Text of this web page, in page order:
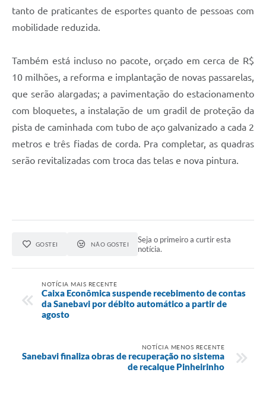
tanto de praticantes de esportes quanto de pessoas com
mobilidade reduzida.
Também está incluso no pacote, orçado em cerca de R$
10 milhões, a reforma e implantação de novas passarelas,
que serão alargadas; a pavimentação do estacionamento
com bloquetes, a instalação de um gradil de proteção da
pista de caminhada com tubo de aço galvanizado a cada 2
metros e três fiadas de corda. Pra completar, as quadras
serão revitalizadas com troca das telas e nova pintura.
GOSTEI NÃO GOSTEI
Seja o primeiro a curtir esta
notícia.
NOTÍCIA MAIS RECENTE
Caixa Econômica suspende recebimento de contas
da Sanebavi por débito automático a partir de
agosto
NOTÍCIA MENOS RECENTE
Sanebavi finaliza obras de recuperação no sistema
de recalque Pinheirinho